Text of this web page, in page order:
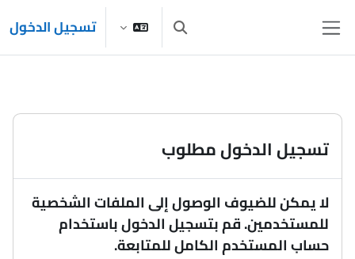
واجهة جانبية تبديل إدخال البحثتسجيل الدخول
تسجيل الدخول مطلوب
لا يمكن للضيوف الوصول إلى الملفات الشخصية
للمستخدمين. قم بتسجيل الدخول باستخدام
حساب المستخدم الكامل للمتابعة.